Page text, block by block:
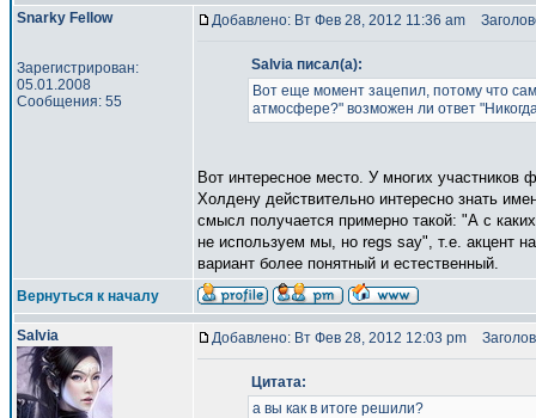
Snarky Fellow
Зарегистрирован:
05.01.2008
Сообщения: 55
Добавлено: Вт Фев 28, 2012 11:36 am
Salvia писал(а):
Вот еще момент зацепил, потому что
атмосфере?" возможен ли ответ
Вот интересное место. У многих участников
Холдену действительно интересно знать
смысл получается примерно такой: "А с
не используем мы, но regs say", т.е. акцент
вариант более понятный и естественный.
Вернуться к началу
Salvia Добавлено: Вт Фев 28, 2012 12:03 pm
Цитата:
а вы как в итоге решили?